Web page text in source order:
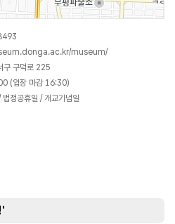
museum/
구 구덕로 225
(입장 마감 16:30)
법정공휴일 / 개교기념일
'